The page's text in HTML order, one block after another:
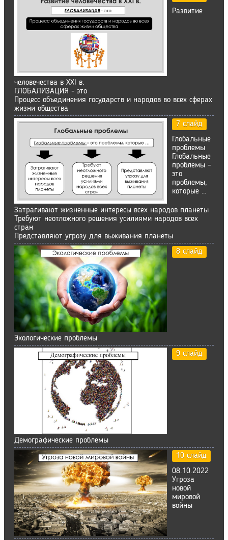
Развитие
человечества в XXI в.
ГЛОБАЛИЗАЦИЯ - это
Процесс объединения государств и народов во всех сферах
жизни общества
7 слайд
Глобальные
проблемы
Глобальные
проблемы –
это
проблемы,
которые …
Затрагивают жизненные интересы всех народов планеты
Требуют неотложного решения усилиями народов всех
стран
Представляют угрозу для выживания планеты
8 слайд
Экологические проблемы
9 слайд
Демографические проблемы
10 слайд
08.10.2022
Угроза
новой
мировой
войны